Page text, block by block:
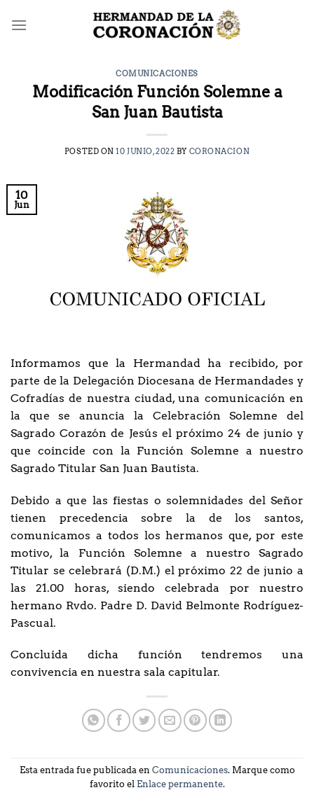
COMUNICACIONES
Modificación Función Solemne a
San Juan Bautista
POSTED ON10 JUNIO, 2022 BY CORONACION
10
Jun
Informamos que la Hermandad ha recibido, por
parte de la Delegación Diocesana de Hermandades y
Cofradías de nuestra ciudad, una comunicación en
la que se anuncia la Celebración Solemne del
Sagrado Corazón de Jesús el próximo 24 de junio y
que coincide con la Función Solemne a nuestro
Sagrado Titular San Juan Bautista.
Debido a que las fiestas o solemnidades del Señor
tienen precedencia sobre la de los santos,
comunicamos a todos los hermanos que, por este
motivo, la Función Solemne a nuestro Sagrado
Titular se celebrará (D.M.) el próximo 22 de junio a
las 21.00 horas, siendo celebrada por nuestro
hermano Rvdo. Padre D. David Belmonte Rodríguez-
Pascual.
Concluida dicha función tendremos una
convivencia en nuestra sala capitular.
Esta entrada fue publicada en Comunicaciones. Marque como
favorito el Enlace permanente.